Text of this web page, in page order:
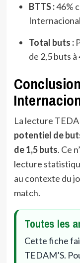
BTTS :46%
Total buts :
de 2,5 buts à
La lecture
potentiel de
de 1,5 buts. Ce
lecture
au contexte du
match.
Toutes les
Cette fiche
TEDAM’S.